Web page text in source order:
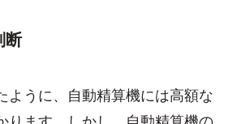
断
ように、自動精算機には高額な